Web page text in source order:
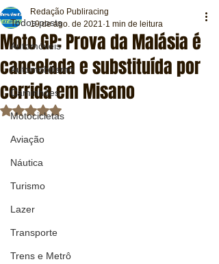
Todos posts
Automóveis
Automobilismo
Caminhões
Motocicletas
Aviação
Náutica
Turismo
Lazer
Transporte
Trens e Metrô
Moto GP: Prova da Malásia é
cancelada e substituída por
corrida em Misano
Redação Publiracing
19 de ago. de 2021 1 min de leitura
Avaliado com NaN de 5 estrelas.